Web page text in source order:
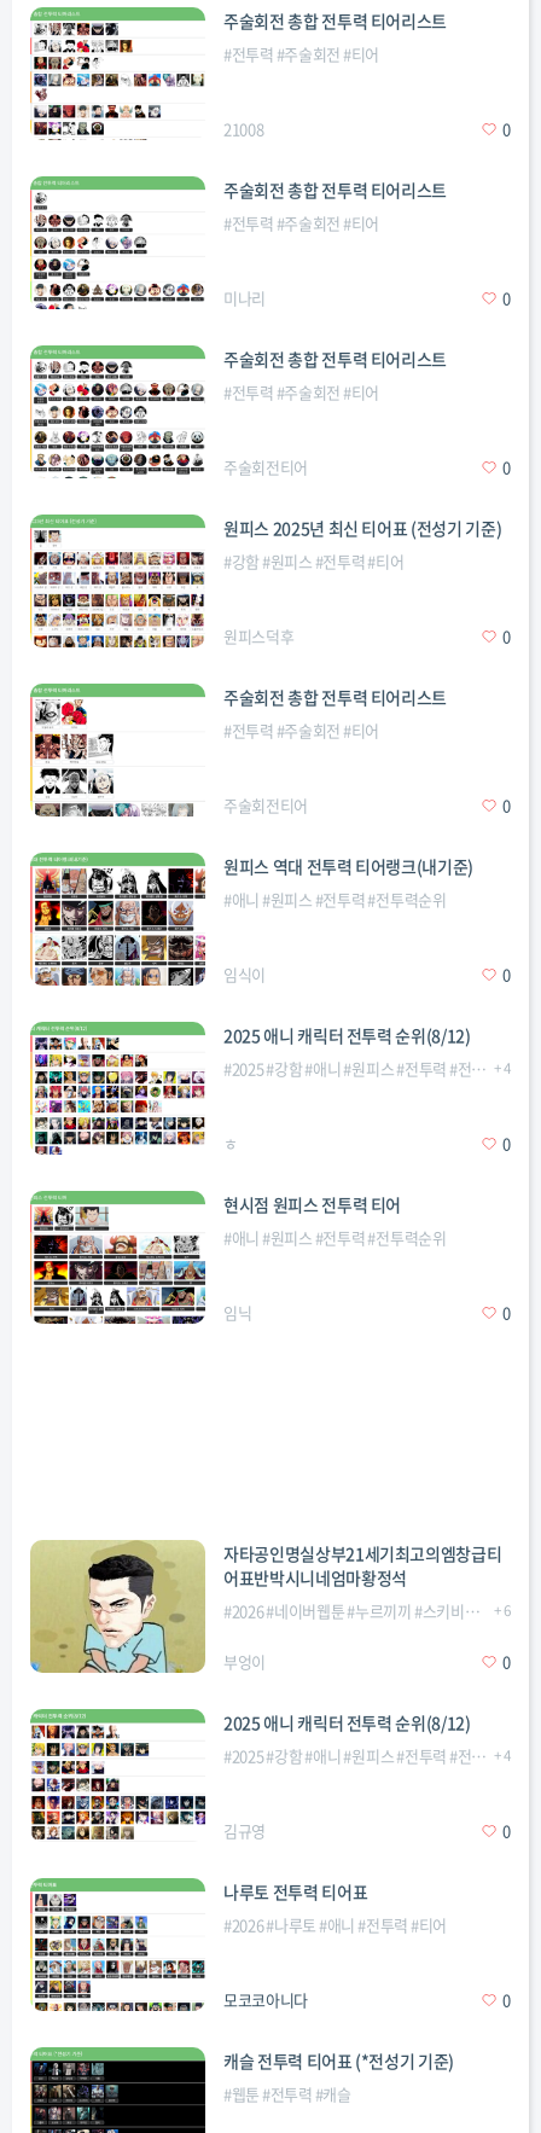
주술회전 총합 전투력 티어리스트
#전투력 #주술회전 #티어
21008 0
주술회전 총합 전투력 티어리스트
#전투력 #주술회전 #티어
미나리 0
주술회전 총합 전투력 티어리스트
#전투력 #주술회전 #티어
주술회전티어 0
원피스 2025년 최신 티어표 (전성기 기준)
#강함#원피스#전투력#티어
원피스덕후 0
주술회전 총합 전투력 티어리스트
#전투력 #주술회전 #티어
주술회전티어 0
원피스 역대 전투력 티어랭크(내기준)
#애니 #원피스#전투력#전투력순위
임식이 0
2025 애니 캐릭터 전투력 순위(8/12)
#2025#강함#애니#원피스#전투력 #전투력순위 +4
ㅎ 0
현시점 원피스 전투력 티어
#애니 #원피스#전투력#전투력순위
임닉 0
자타공인명실상부21세기최고의엠창급티
어표반박시니네엄마황정석
#2026#네이버웹툰#누르끼끼 #스키비디 애니
+6
부엉이 0
2025 애니 캐릭터 전투력 순위(8/12)
#2025#강함#애니#원피스#전투력 #전투력순위 +4
김규영 0
나루토 전투력 티어표
#2026#나루토#애니 #전투력 #티어
모코코아니다 0
캐슬 전투력 티어표 (*전성기 기준)
#웹툰#전투력 #캐슬